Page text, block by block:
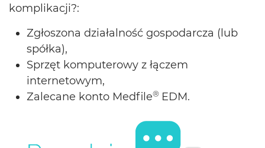
komplikacji?:
Zgłoszona działalność gospodarcza (lub
spółka),
Sprzęt komputerowy z łączem
internetowym,
Zalecane konto Medfile® EDM.